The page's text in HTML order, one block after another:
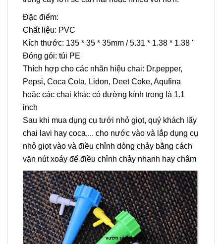
Đặc điểm:
Chất liệu: PVC
Kích thước: 135 * 35 * 35mm / 5.31 * 1.38 * 1.38 ''
Đóng gói: túi PE
Thích hợp cho các nhãn hiệu chai: Dr.pepper,
Pepsi, Coca Cola, Lidon, Deet Coke, Aqufina
hoặc các chai khác có đường kính trong là 1.1
inch
Sau khi mua dụng cụ tưới nhỏ giọt, quý khách lấy
chai lavi hay coca.... cho nước vào và lắp dụng cụ
nhỏ giọt vào và điều chỉnh dòng chảy bằng cách
vặn nút xoáy để điều chỉnh chảy nhanh hay châm